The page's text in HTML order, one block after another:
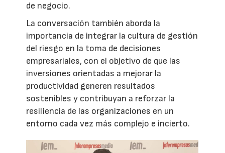
de negocio.
La conversación también aborda la
importancia de integrar la cultura de gestión
del riesgo en la toma de decisiones
empresariales, con el objetivo de que las
inversiones orientadas a mejorar la
productividad generen resultados
sostenibles y contribuyan a reforzar la
resiliencia de las organizaciones en un
entorno cada vez más complejo e incierto.